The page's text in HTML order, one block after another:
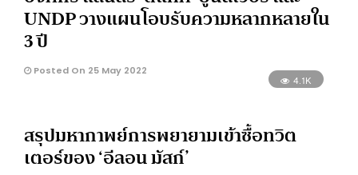
UNDP วางแผนโอบรับความหลากหลายใน
3 ปี
Posted On 25 May 2022
4.1K
สรุปมหากาพย์การพยายามเข้าซื้อทวิต
เตอร์ของ ‘อีลอน มัสก์’